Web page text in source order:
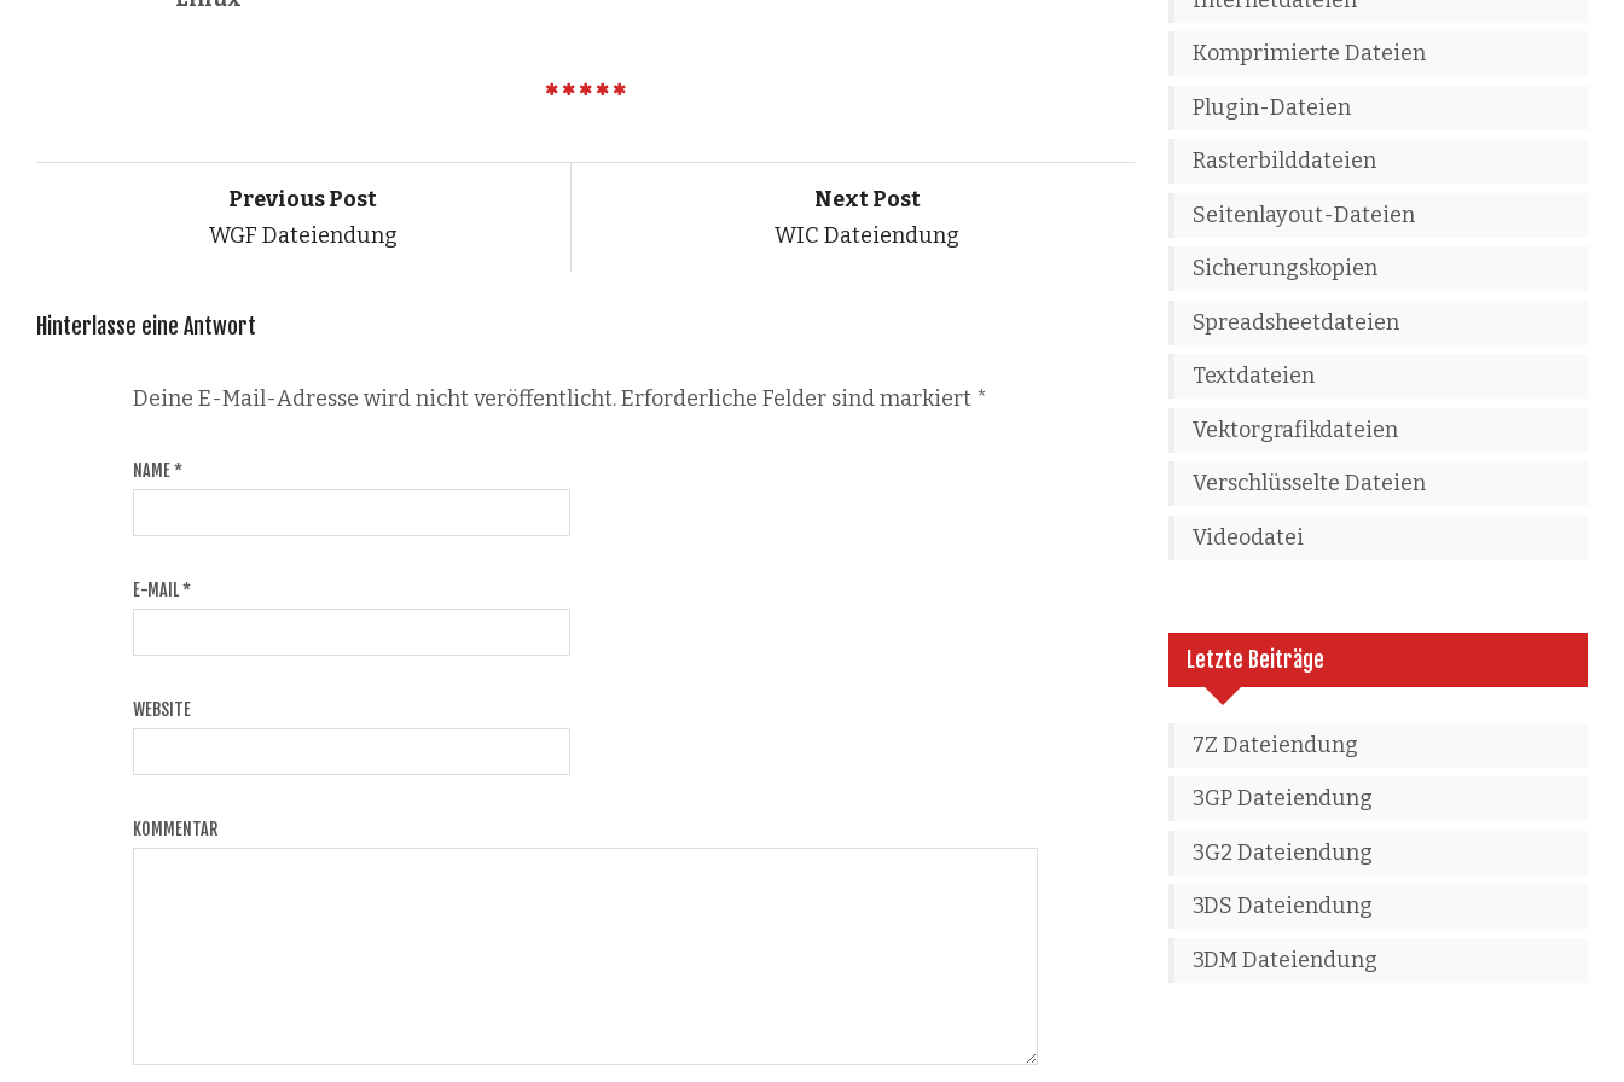
Previous Post
WGF Dateiendung
Next Post
WIC Dateiendung
Hinterlasse eine Antwort
Deine E-Mail-Adresse wird nicht veröffentlicht. Erforderliche Felder sind markiert *
NAME*
E-MAIL*
WEBSITE
KOMMENTAR
Komprimierte Dateien
Plugin-Dateien
Rasterbilddateien
Seitenlayout-Dateien
Sicherungskopien
Spreadsheetdateien
Textdateien
Vektorgrafikdateien
Verschlüsselte Dateien
Videodatei
Letzte Beiträge
7Z Dateiendung
3GP Dateiendung
3G2 Dateiendung
3DS Dateiendung
3DM Dateiendung